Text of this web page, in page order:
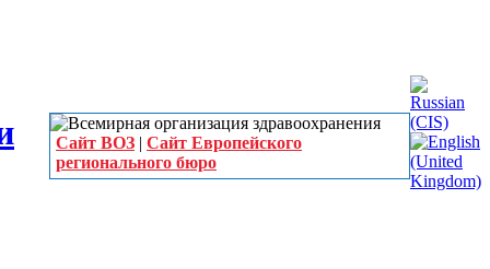
Сайт ВОЗ | Сайт Европейского
регионального бюро